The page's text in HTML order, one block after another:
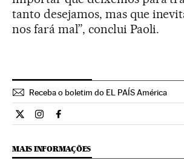
tanto desejamos, mas que
nos fará mal”, conclui Paoli.
Receba o boletim do EL PAÍS América
Estilo El País Brasil en Twitter
Estilo El País Brasil en Instagram
Estilo El País Brasil en
MAIS INFORMAÇÕES